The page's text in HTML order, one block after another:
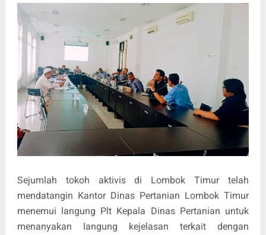
Sejumlah tokoh aktivis di Lombok Timur telah
mendatangin Kantor Dinas Pertanian Lombok Timur
menemui langung Plt Kepala Dinas Pertanian untuk
menanyakan langung kejelasan terkait dengan